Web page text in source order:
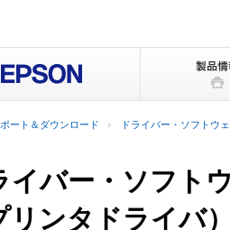
ート＆ダウンロード ドライバー・ソフトウ
イバー・ソフト
リンタドライバ）